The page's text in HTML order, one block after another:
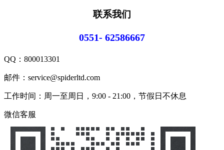
联系我们
0551- 62586667
QQ： 800013301
邮件：service@spiderltd.com
工作时间：周一至周日，9:00 - 21:00，节假日不休息
微信客服